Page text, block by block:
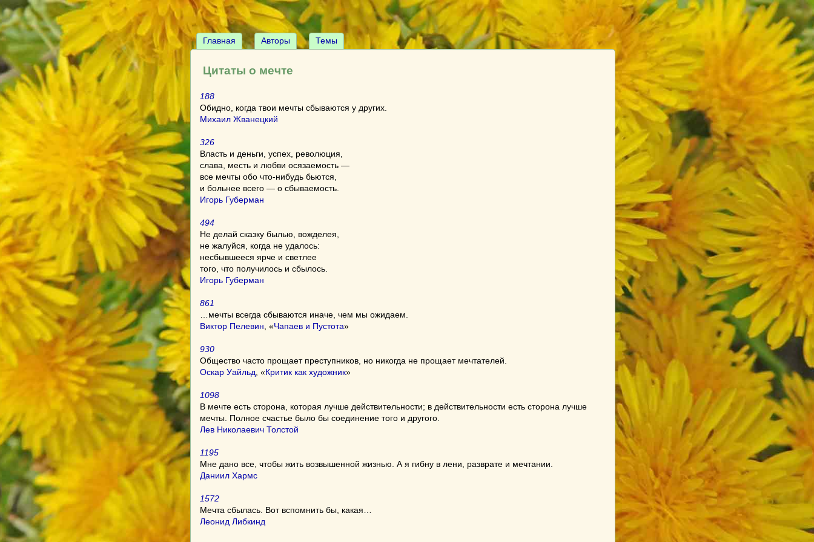
Главная Авторы Темы
Цитаты о мечте
188
Обидно, когда твои мечты сбываются у других.
Михаил Жванецкий
326
Власть и деньги, успех, революция,
слава, месть и любви осязаемость —
все мечты обо что-нибудь бьются,
и больнее всего — о сбываемость.
Игорь Губерман
494
Не делай сказку былью, вожделея,
не жалуйся, когда не удалось:
несбывшееся ярче и светлее
того, что получилось и сбылось.
Игорь Губерман
861
…мечты всегда сбываются иначе, чем мы ожидаем.
Виктор Пелевин , «Чапаев и Пустота»
930
Общество часто прощает преступников, но никогда не прощает мечтателей.
Оскар Уайльд , «Критик как художник»
1098
В мечте есть сторона, которая лучше действительности; в действительности есть сторона лучше
мечты. Полное счастье было бы соединение того и другого.
Лев Николаевич Толстой
1195
Мне дано все, чтобы жить возвышенной жизнью. А я гибну в лени, разврате и мечтании.
Даниил Хармс
1572
Мечта сбылась. Вот вспомнить бы, какая…
Леонид Либкинд